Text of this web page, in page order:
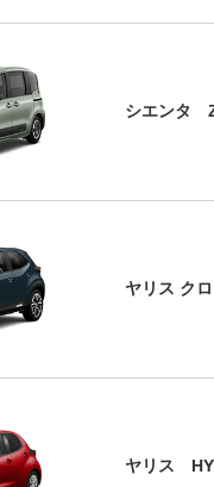
シエンタ
ヤリス ク
ヤリス